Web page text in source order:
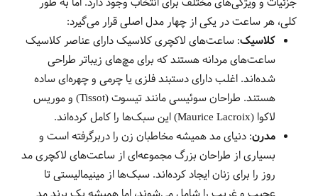
کلی، هر ساعت در یکی از چهار مدل اصلی قرار می‌گیرد:
کلاسیک: ساعت‌های لاکچری کلاسیک دارای عناصر کلاسیک
ساعت‌های مردانه هستند که برای مچ‌های زیباتر طراحی
شده‌اند. اغلب دارای دستبند فلزی یا چرمی و چهره‌ای ساده
هستند. طراحان سوئیسی مانند تیسوت (Tissot) و موریس
لاکوا (Maurice Lacroix) این سبک‌ها را کامل کرده‌اند.
مدرن: دنیای مد همیشه مخاطبان زن را دربرگرفته است و
بسیاری از طراحان بزرگ مجموعه‌ای از ساعت‌های لاکچری مد
روز را برای زنان ایجاد کرده‌اند. سبک‌ها از مینیمالیستی تا